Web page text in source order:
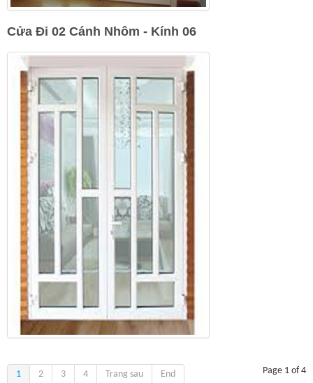
Cửa Đi 02 Cánh Nhôm - Kính 06
Page 1 of 4
1 2 3 4 Trang sau End